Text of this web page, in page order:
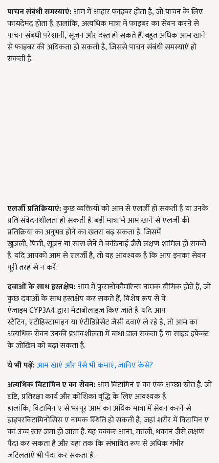
पाचन संबंधी समस्याएं:आम में आहार फाइबर होता है,जो पाचन के लिए
फायदेमंद होता है. हालांकि,अत्यधिक मात्रा में फाइबर का सेवन करने से
पाचन संबंधी परेशानी,सूजन और दस्त हो सकते हैं. बहुत अधिक आम खाने
से फाइबर की अधिकता हो सकती है,जिससे पाचन संबंधी समस्याएं हो
सकती हैं.
एलर्जी प्रतिक्रियाएं:कुछ व्यक्तियों को आम से एलर्जी हो सकती है या उनके
प्रति संवेदनशीलता हो सकती है. बड़ी मात्रा में आम खाने से एलर्जी की
प्रतिक्रिया का अनुभव होने का खतरा बढ़ सकता है.जिसमें
खुजली,पित्ती,सूजन या सांस लेने में कठिनाई जैसे लक्षण शामिल हो सकते
हैं. यदि आपको आम से एलर्जी है,तो यह आवश्यक है कि आप इनका सेवन
पूरी तरह से न करें.
दवाओं के साथ हस्तक्षेप:आम में फुरानोकौमरिन्स नामक यौगिक होते हैं,जो
कुछ दवाओं के साथ हस्तक्षेप कर सकते हैं,विशेष रूप से वे
एंजाइमCYP3A4द्वारा मेटाबोलाइज़ किए जाते हैं. यदि आप
स्टैटिन,एंटीहिस्टामाइन या एंटीडिप्रेसेंट जैसी दवाएं ले रहे हैं,तो आम का
अत्यधिक सेवन उनकी प्रभावशीलता में बाधा डाल सकता है या साइड इफेक्ट
के जोखिम को बढ़ा सकता है.
ये भी पढ़ें:आम खाएं और पैसे भी कमाएं, जानिए कैसे?
अत्यधिक विटामिन ए का सेवन:आम विटामिन ए का एक अच्छा स्रोत है.जो
दृष्टि,प्रतिरक्षा कार्य और कोशिका वृद्धि के लिए आवश्यक है.
हालांकि,विटामिन ए से भरपूर आम का अधिक मात्रा में सेवन करने से
हाइपरविटामिनोसिस ए नामक स्थिति हो सकती है,जहां शरीर में विटामिन ए
का उच्च स्तर जमा हो जाता है. यह चक्कर आना,मतली,थकान जैसे लक्षण
पैदा कर सकता है और यहां तक कि संभावित रूप से अधिक गंभीर
जटिलताएं भी पैदा कर सकता है.